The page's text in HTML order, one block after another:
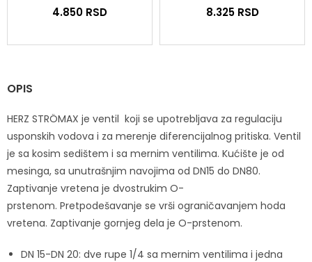
4.850 RSD 8.325 RSD
OPIS
HERZ STRÖMAX je ventil koji se upotrebljava za regulaciju
usponskih vodova i za merenje diferencijalnog pritiska. Ventil
je sa kosim sedištem i sa mernim ventilima. Kućište je od
mesinga, sa unutrašnjim navojima od DN15 do DN80.
Zaptivanje vretena je dvostrukim O-
prstenom. Pretpodešavanje se vrši ograničavanjem hoda
vretena. Zaptivanje gornjeg dela je O-prstenom.
DN 15-DN 20: dve rupe 1/4 sa mernim ventilima i jedna